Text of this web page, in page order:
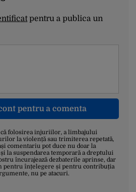
pentru a publica un
pentru a comenta
că folosirea injuriilor, a limbajului
la violență sau trimiterea repetată,
comentariu pot duce nu doar la
la suspendarea temporară a dreptului
încurajează dezbaterile aprinse, dar
pentru înțelegere și pentru contribuția
nu pe atacuri.